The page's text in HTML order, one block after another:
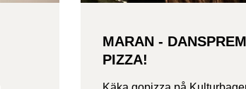
MARAN -
PIZZA!